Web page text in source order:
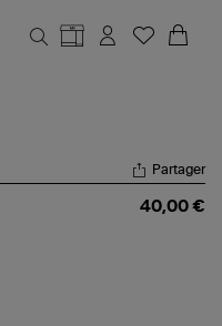
Partager
40,00 €